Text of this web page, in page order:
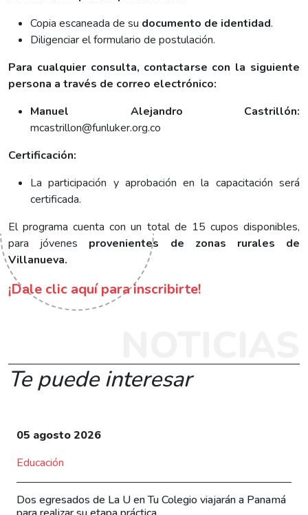
Copia escaneada de su documento de identidad.
Diligenciar el formulario de postulación.
Para cualquier consulta, contactarse con la siguiente
persona a través de correo electrónico:
Manuel Alejandro Castrillón:
mcastrillon@funluker.org.co
Certificación:
La participación y aprobación en la capacitación será
certificada.
El programa cuenta con un total de 15 cupos disponibles,
para jóvenes provenientes de zonas rurales de
Villanueva.
¡Dale clic aquí para inscribirte!
Te puede interesar
05 agosto 2026
Educación
Dos egresados de La U en Tu Colegio viajarán a Panamá